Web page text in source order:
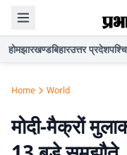
होमझारखण्डबिहारउत्तर प्रदेश
Home World
मोदी-मैक्रों